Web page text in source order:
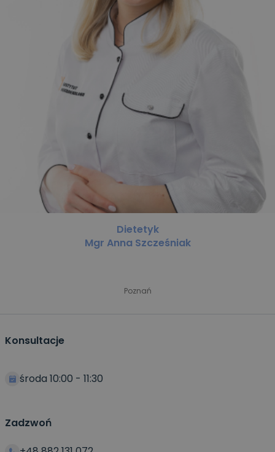
Dietetyk
Mgr Anna Szcześniak
Poznań
Konsultacje
środa 10:00 - 11:30
Zadzwoń